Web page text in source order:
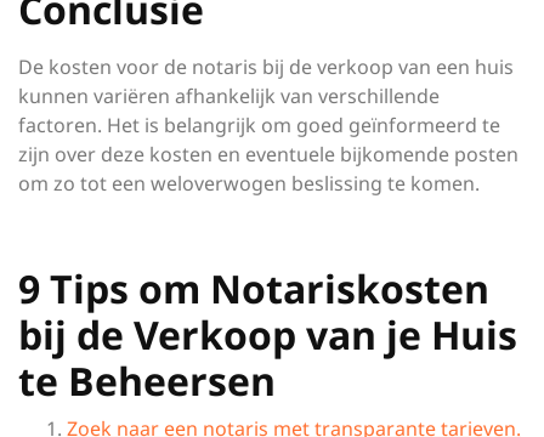
De kosten voor de notaris bij de verkoop van een huis
kunnen variëren afhankelijk van verschillende
factoren. Het is belangrijk om goed geïnformeerd te
zijn over deze kosten en eventuele bijkomende posten
om zo tot een weloverwogen beslissing te komen.
9 Tips om Notariskosten
bij de Verkoop van je Huis
te Beheersen
Zoek naar een notaris met transparante tarieven.